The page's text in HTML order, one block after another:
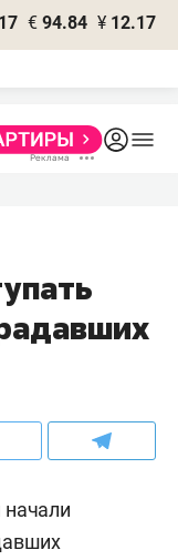
€ 94.84 ¥ 12.17